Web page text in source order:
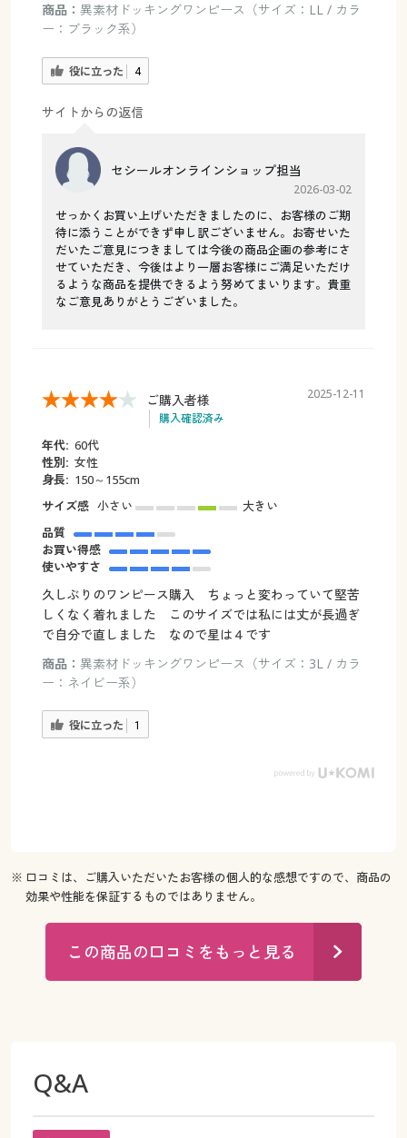
商品： 異素材ドッキングワンピース（サイズ：LL / カラ
ー：ブラック系）
役に立った 4
サイトからの返信
セシールオンラインショップ担当
2026-03-02
せっかくお買い上げいただきましたのに、お客様のご期
待に添うことができず申し訳ございません。お寄せいた
だいたご意見につきましては今後の商品企画の参考にさ
せていただき、今後はより一層お客様にご満足いただけ
るような商品を提供できるよう努めてまいります。貴重
なご意見ありがとうございました。
ご購入者様
購入確認済み
2025-12-11
年代: 60代
性別: 女性
身長: 150～155cm
サイズ感 小さい
大きい
品質
お買い得感
使いやすさ
久しぶりのワンピース購入 ちょっと変わっていて堅苦
しくなく着れました このサイズでは私には丈が長過ぎ
で自分で直しました なので星は４です
商品： 異素材ドッキングワンピース（サイズ：3L / カラ
ー：ネイビー系）
役に立った 1
※ 口コミは、ご購入いただいたお客様の個人的な感想ですので、商品の
効果や性能を保証するものではありません。
この商品の口コミをもっと見る
Q&A